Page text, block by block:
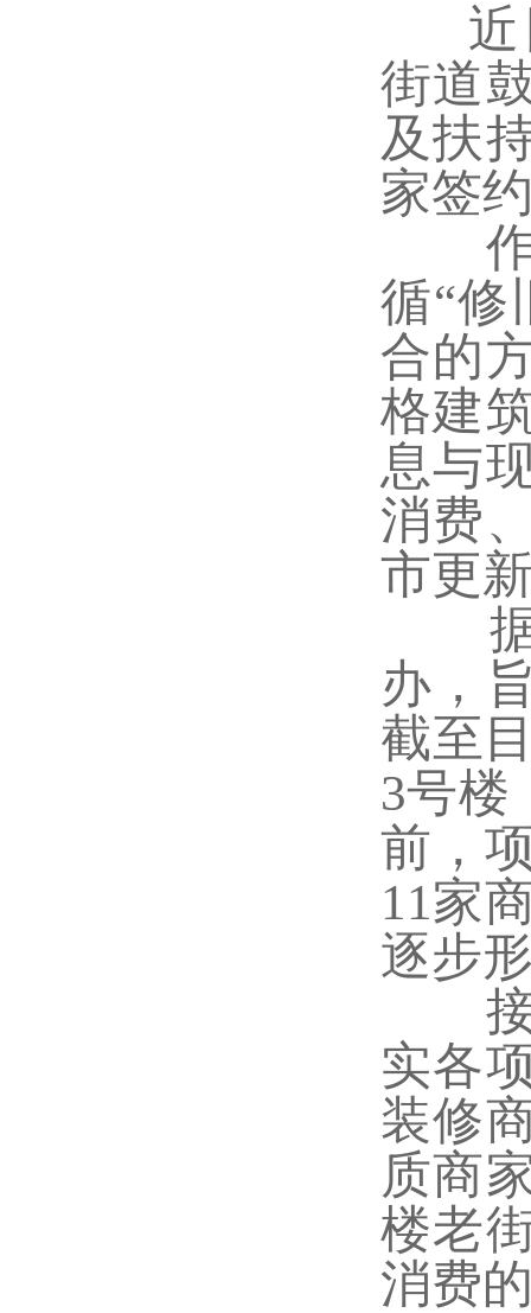
街道
及扶
家签
作
循“修
合的
格建
息与
消费
市更
据
办，
截至
3号楼
前，
11家
逐步
接
实各
装修
质商
楼老
消费